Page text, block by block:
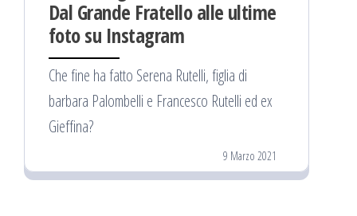
Dal Grande Fratello alle ultime
foto su Instagram
Che fine ha fatto Serena Rutelli, figlia di
barbara Palombelli e Francesco Rutelli ed ex
Gieffina?
9 Marzo 2021